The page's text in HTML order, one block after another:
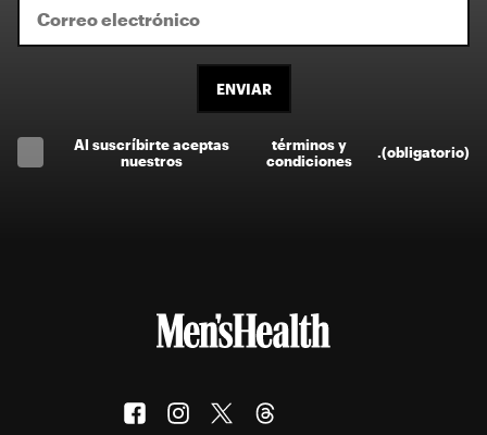
ENVIAR
Al suscríbirte aceptas
nuestros
términos y
condiciones
.(obligatorio)